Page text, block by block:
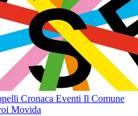
Cronaca Eventi Il Comune
Movida